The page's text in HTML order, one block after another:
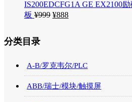
IS200EDCFG1A GE EX2100
板 ¥999 ¥888
分类目录
A-B/罗克韦尔/PLC
ABB/瑞士/模块/触摸屏